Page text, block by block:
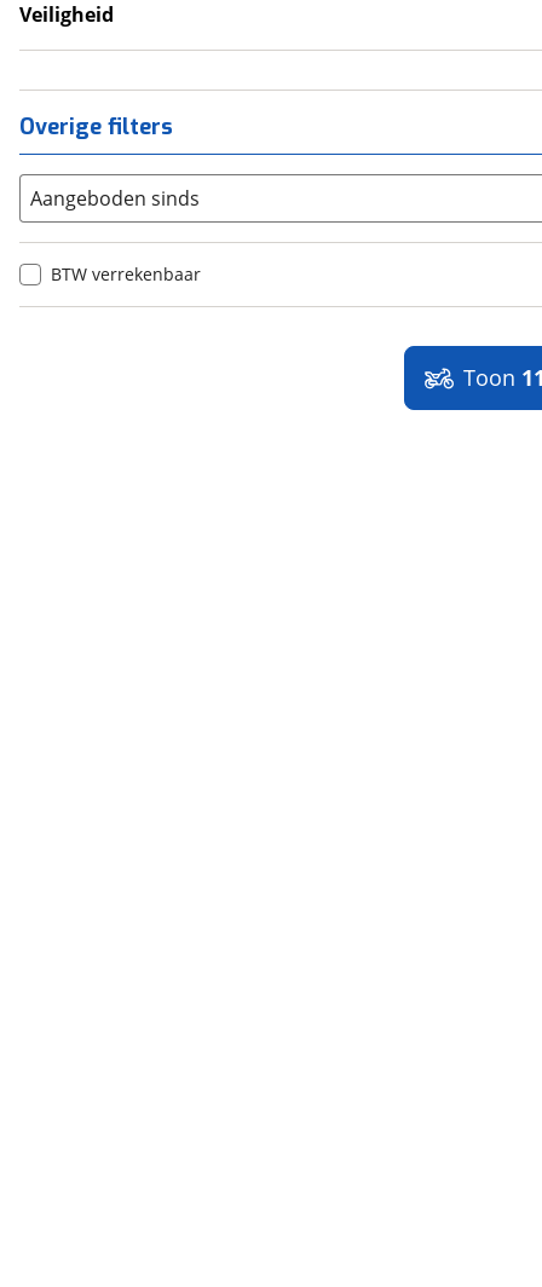
Veiligheid
Overige filters
Aangeboden sinds
BTW verrekenbaar
Toon